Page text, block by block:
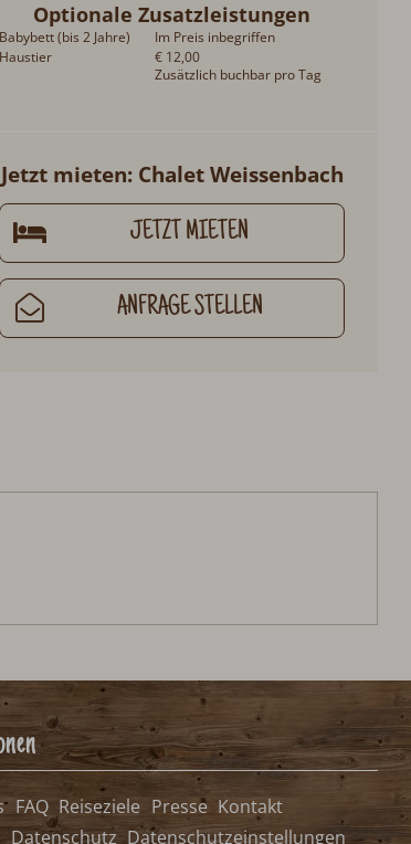
Optionale Zusatzleistungen
Babybett (bis 2 Jahre)
Im Preis inbegriffen
Haustier
€ 12,00
Zusätzlich buchbar pro Tag
Jetzt mieten: Chalet Weissenbach
JETZT MIETEN
ANFRAGE STELLEN
FAQ Reiseziele Presse Kontakt
Datenschutz Datenschutzeinstellungen